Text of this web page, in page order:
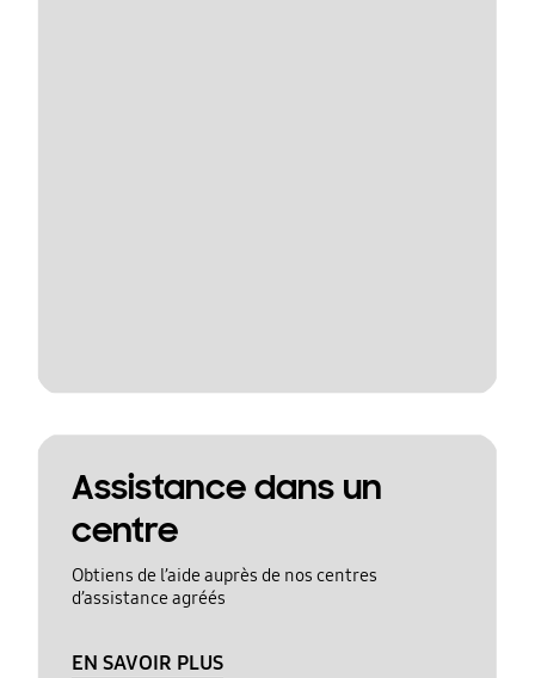
Assistance dans un
centre
Obtiens de l’aide auprès de nos centres
d’assistance agréés
EN SAVOIR PLUS